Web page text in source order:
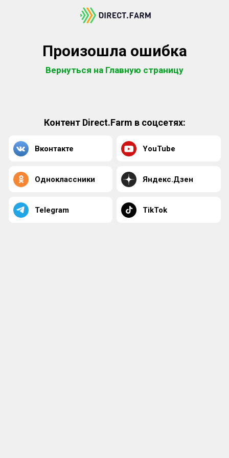
Произошла ошибка
Вернуться на Главную страницу
Контент Direct.Farm в соцсетях:
Вконтакте YouTube
Одноклассники Яндекс.Дзен
Telegram TikTok